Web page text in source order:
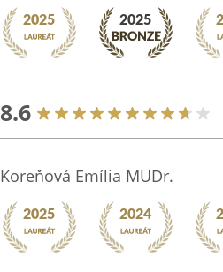
8.6
Koreňová Emília MUDr.